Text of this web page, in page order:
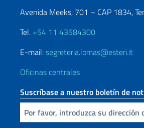
Avenida Meeks, 701 – CAP 1834,
Tel. +54 11 43584300
E-mail:segreteria.lomas@esteri.it
Oficinas centrales
Suscríbase a nuestro boletín de
Inserta tu correo electronico